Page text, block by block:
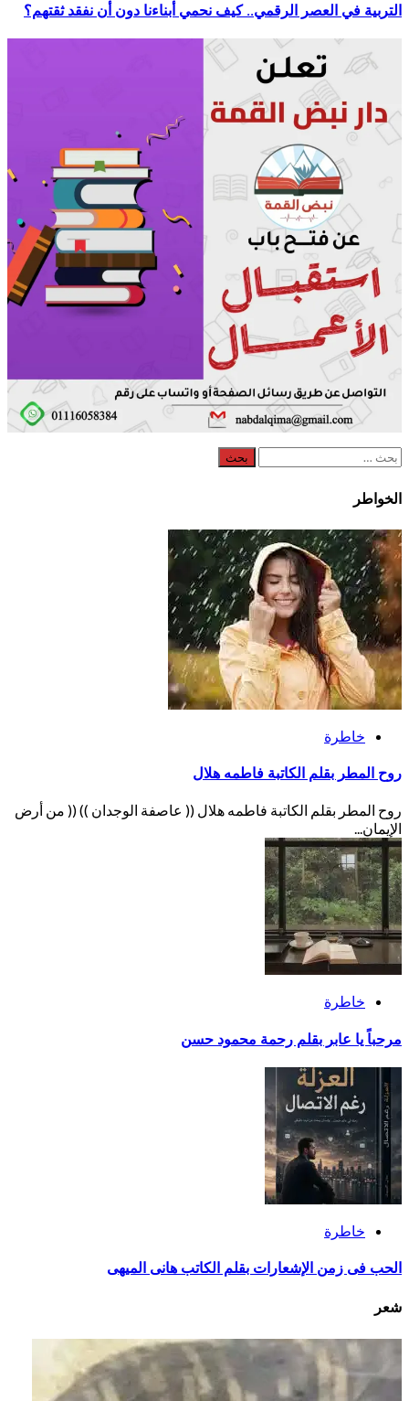
التربية في العصر الرقمي.. كيف نحمي أبناءنا دون أن نفقد ثقتهم؟
البحث
الخواطر
خاطرة
روح المطر بقلم الكاتبة فاطمه هلال
روح المطر بقلم الكاتبة فاطمه هلال (( عاصفة الوجدان )) (( من أرض
الإيمان...
خاطرة
مرحباً يا عابر بقلم رحمة محمود حسن
خاطرة
الحب فى زمن الإشعارات بقلم الكاتب هانى الميهى
شعر